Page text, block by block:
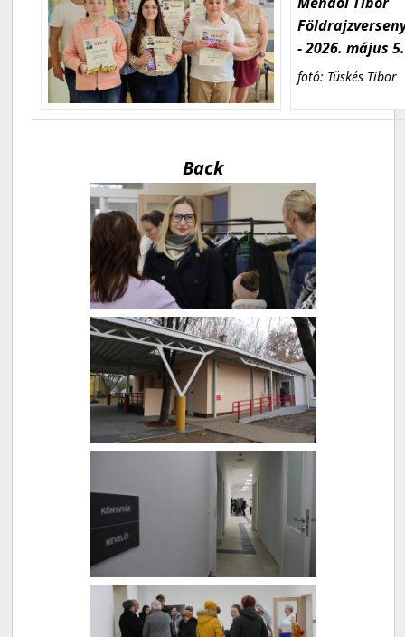
- 2026. május 5.
fotó: Tüskés Tibor
Back